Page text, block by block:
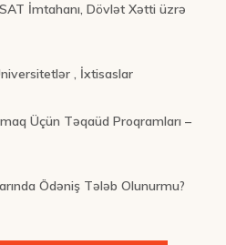
İmtahanı, Dövlət Xətti üzrə
, İxtisaslar
Üçün Təqaüd Proqramları –
Ödəniş Tələb Olunurmu?